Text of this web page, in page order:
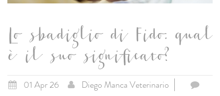
Lo sbadiglio di Fido: qual
è il suo significato?
01 Apr 26
Diego Manca Veterinario